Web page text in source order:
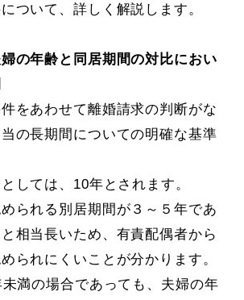
ついて、詳しく解説します。
の年齢と同居期間の対比におい
をあわせて離婚請求の判断がな
の長期間についての明確な基準
しては、10年とされます。
られる別居期間が３～５年であ
相当長いため、有責配偶者から
られにくいことが分かります。
満の場合であっても、夫婦の年